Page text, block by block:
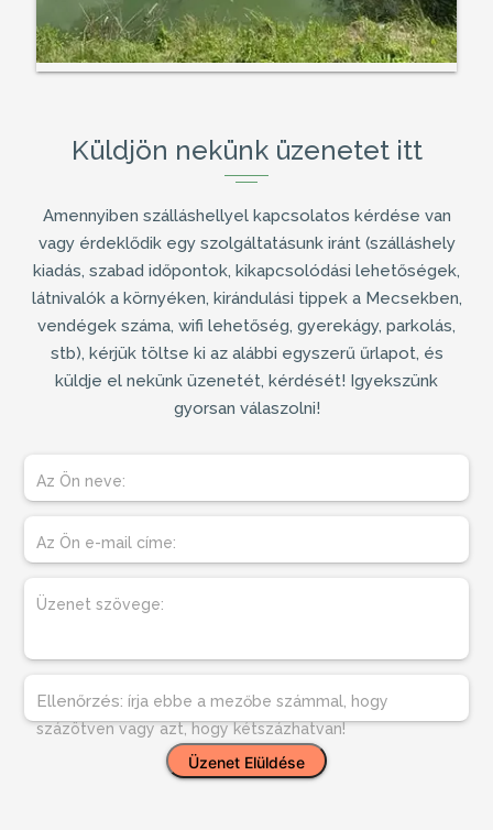
Küldjön nekünk üzenetet itt
Amennyiben szálláshellyelkapcsolatos kérdése van
vagy érdeklődik egy szolgáltatásunk iránt (szálláshely
kiadás, szabad időpontok, kikapcsolódási lehetőségek,
látnivalók a környéken, kirándulási tippek a Mecsekben,
vendégek száma, wifi lehetőség, gyerekágy, parkolás,
stb), kérjük töltse ki az alábbi egyszerű űrlapot, és
küldje el nekünk üzenetét, kérdését! Igyekszünk
gyorsan válaszolni!
Az Ön neve:
Az Ön e-mail címe:
Üzenet szövege:
Ellenőrzés: írja ebbe a mezőbe számmal, hogy
százötven vagy azt, hogy kétszázhatvan!